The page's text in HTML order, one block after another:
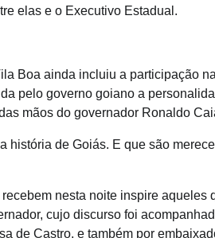
elas e o Executivo Estadual.
Boa ainda incluiu a participação
pelo governo goiano a
mãos do governador Ronaldo
história de Goiás. E que são
nesta noite inspire aqueles
cujo discurso foi
de Castro, e também por